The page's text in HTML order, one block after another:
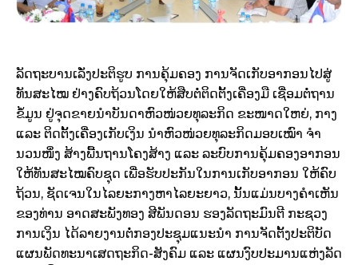
ລັດຖະບານ​ເລັ່ງ​​ປະຕິ​ຮູບ​​ ການ​ຄຸ້ມ​ຄອງ ການຈັດ​ເກັບ​ອາກອນ​ໄປ​ສູ່​
ທັນ​ສະ​ໄໝ​ ຢ່າງ​ຄົບ​ຖ້ວນ​ໂດຍ​ໃຫ້​ສືບ​ຕໍ່​ຕິດ​ຕັ້ງ​ເຄື່ອງມື ​ເຊື່ອມ​ຕໍ່​ຖານ​
ຂໍ້​ມູນ​ ຢູ່​ຈຸດ​ຂາຍ​ນໍາ​ບັນດາ​ຫົວໜ່ວຍ​ທຸລະ​ກິດ ​ຂະໜາດ​ໃຫຍ່, ກາງ ​
ແລະ ຕິດ​ຕັ້ງ​ເຄື່ອງ​ເກັບ​ເງິນ ນໍາ​ຫົວໜ່ວຍ​ທຸລະ​ກິດ​ມອບ​ເໝົາ ​ຈໍາ
ນວນ​ໜຶ່ງ ​ສ້າງ​ພື້ນຖານ​ໂຄງ​ສ້າງ ​ແລະ ລະບົບ​ການ​ຄຸ້ມ​ຄອງ​ອາກອນ
​ໃຫ້​ທັນ​ສະ​ໄໝ​​ຄົບ​ຊຸດ ​ເພື່ອ​ຮັບປະກັນ​ໃນ​ການ​ເກັບ​ອາກອນ ​​ໃຫ້​ຄົບ​
ຖ້ວນ, ຊັດ​ເຈນ​ໃນ​ໄລຍະ​ກາງຫາ​ໄລຍະ​ຍາວ, ນັ້ນ​ແມ່ນ​ບາງ​ຄໍາ​ເຫັນ ​
ຂອງ​ທ່ານ ອາດ​ສະພັງ​ທອງ ສີ​ພັນ​ດອນ​ ຮອງ​ລັດຖະມົນຕີ​ ກະຊວງ​
ການ​ເງິນ​ ໄດ້​ລາຍ​ງານ​​ຕໍ່​ກອງ​ປະຊຸມ​ແນະ​ນໍາ ​ການຈັດ​ຕັ້ງ​ປະຕິບັດ ​
ແຜນ​ພັດທະນາ​ເສດຖະກິດ​-ສັງຄົມ ​ແລະ ​ແຜນງົບປະມານ​ແຫ່ງ​ລັດ